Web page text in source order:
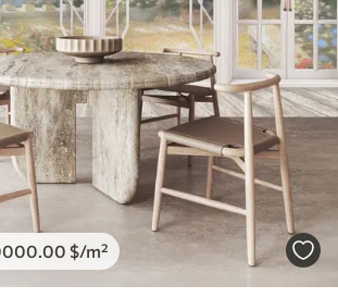
.00 $/m²